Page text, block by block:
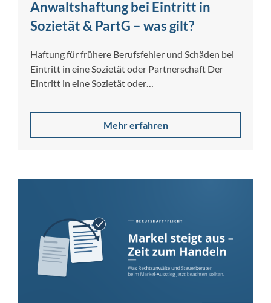
Anwaltshaftung bei Eintritt in
Sozietät & PartG – was gilt?
Haftung für frühere Berufsfehler und Schäden bei
Eintritt in eine Sozietät oder Partnerschaft Der
Eintritt in eine Sozietät oder
Mehr erfahren